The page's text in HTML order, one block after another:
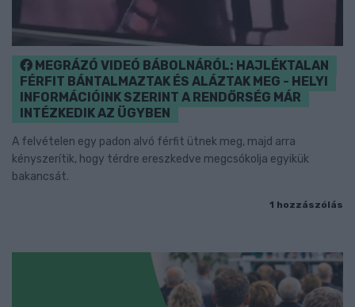
MEGRÁZÓ VIDEÓ BÁBOLNÁRÓL: HAJLÉKTALAN
FÉRFIT BÁNTALMAZTAK ÉS ALÁZTAK MEG - HELYI
INFORMÁCIÓINK SZERINT A RENDŐRSÉG MÁR
INTÉZKEDIK AZ ÜGYBEN
A felvételen egy padon alvó férfit ütnek meg, majd arra
kényszerítik, hogy térdre ereszkedve megcsókolja egyikük
bakancsát.
1 hozzászólás